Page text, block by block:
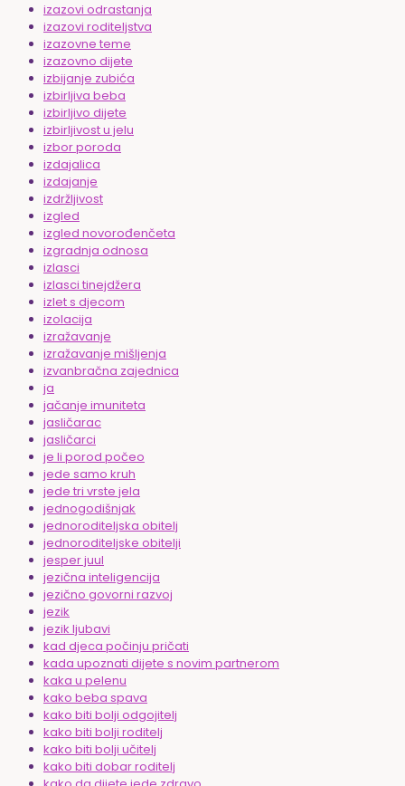
izazovi odrastanja
izazovi roditeljstva
izazovne teme
izazovno dijete
izbijanje zubića
izbirljiva beba
izbirljivo dijete
izbirljivost u jelu
izbor poroda
izdajalica
izdajanje
izdržljivost
izgled
izgled novorođenčeta
izgradnja odnosa
izlasci
izlasci tinejdžera
izlet s djecom
izolacija
izražavanje
izražavanje mišljenja
izvanbračna zajednica
ja
jačanje imuniteta
jasličarac
jasličarci
je li porod počeo
jede samo kruh
jede tri vrste jela
jednogodišnjak
jednoroditeljska obitelj
jednoroditeljske obitelji
jesper juul
jezična inteligencija
jezično govorni razvoj
jezik
jezik ljubavi
kad djeca počinju pričati
kada upoznati dijete s novim partnerom
kaka u pelenu
kako beba spava
kako biti bolji odgojitelj
kako biti bolji roditelj
kako biti bolji učitelj
kako biti dobar roditelj